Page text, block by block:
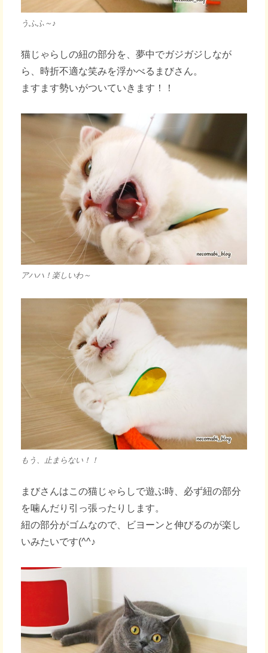
うふふ～♪
猫じゃらしの紐の部分を、夢中でガジガジしなが
ら、時折不適な笑みを浮かべるまびさん。
ますます勢いがついていきます！！
アハハ！楽しいわ～
もう、止まらない！！
まびさんはこの猫じゃらしで遊ぶ時、必ず紐の部分
を噛んだり引っ張ったりします。
紐の部分がゴムなので、ビヨーンと伸びるのが楽し
いみたいです(^^♪